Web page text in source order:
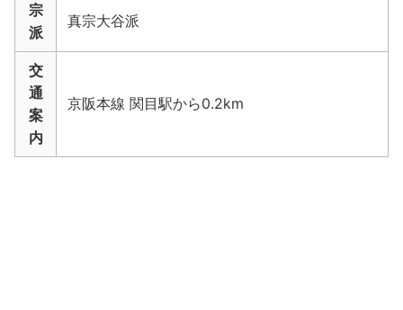
宗
派
真宗大谷派
交
通
案
内
京阪本線 関目駅から0.2km